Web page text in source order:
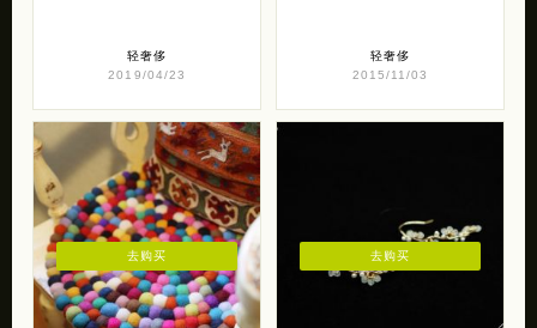
轻奢侈
2019/04/23
轻奢侈
2015/11/03
去购买 去购买